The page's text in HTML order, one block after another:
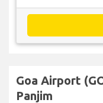
Goa Airport
Panjim